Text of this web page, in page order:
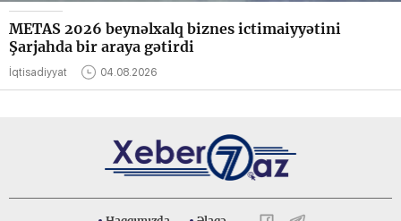
METAS 2026 beynəlxalq biznes ictimaiyyətini
Şarjahda bir araya gətirdi
İqtisadiyyat 04.08.2026